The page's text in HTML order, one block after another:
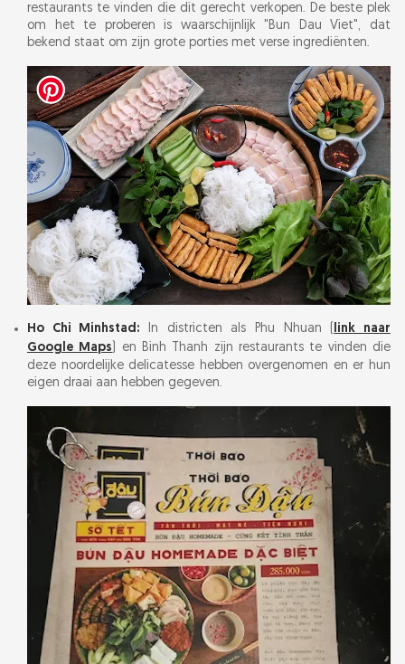
restaurants te vinden die dit gerecht verkopen. De beste plek
om het te proberen is waarschijnlijk "Bun Dau Viet", dat
bekend staat om zijn grote porties met verse ingrediënten.
Ho Chi Minhstad: In districten als Phu Nhuan (
link naar
Google Maps ) en Binh Thanh zijn restaurants te vinden die
deze noordelijke delicatesse hebben overgenomen en er hun
eigen draai aan hebben gegeven.